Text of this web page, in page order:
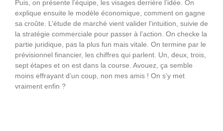
Puis, on présente l’équipe, les visages derrière l’idée. On
explique ensuite le modèle économique, comment on gagne
sa croûte. L’étude de marché vient valider l’intuition, suivie de
la stratégie commerciale pour passer à l’action. On checke la
partie juridique, pas la plus fun mais vitale. On termine par le
prévisionnel financier, les chiffres qui parlent. Un, deux, trois,
sept étapes et on est dans la course. Avouez, ça semble
moins effrayant d’un coup, non mes amis ! On s’y met
vraiment enfin ?